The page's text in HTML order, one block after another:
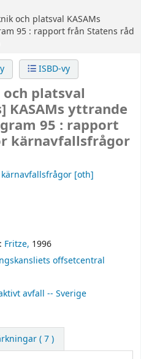
och platsval KASAMs
95 : rapport från Statens råd
ISBD-vy
platsval
KASAMs yttrande
95 : rapport
kärnavfallsfrågor
[oth]
Fritze, 1996
offsetcentral
avfall -- Sverige
( 7 )